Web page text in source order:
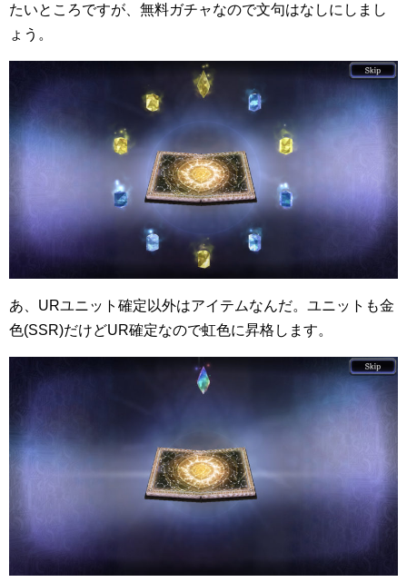
たいところですが、無料ガチャなので文句はなしにしまし
ょう。
あ、URユニット確定以外はアイテムなんだ。ユニットも金
色(SSR)だけどUR確定なので虹色に昇格します。